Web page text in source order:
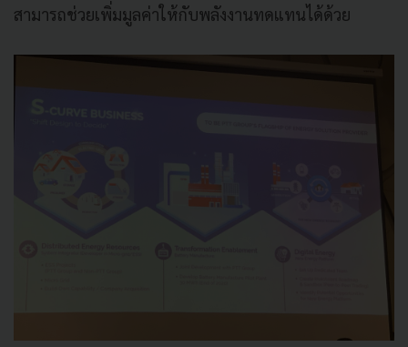
สามารถช่วยเพิ่มมูลค่าให้กับพลังงานทดแทนได้ด้วย